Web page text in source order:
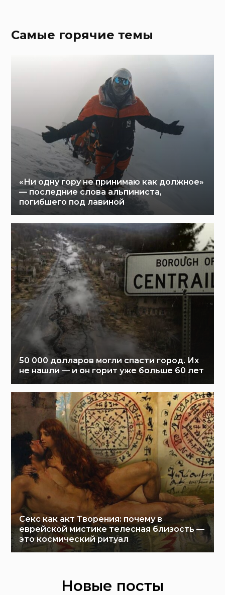
Самые горячие темы
«Ни одну гору не принимаю как должное»
— последние слова альпиниста,
погибшего под лавиной
50 000 долларов могли спасти город. Их
не нашли — и он горит уже больше 60 лет
Секс как акт Творения: почему в
еврейской мистике телесная близость —
это космический ритуал
Новые посты